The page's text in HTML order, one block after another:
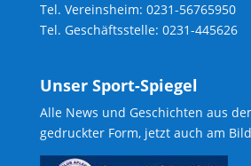
Tel. Vereinsheim: 0231-56765950
Tel. Geschäftsstelle: 0231-445626
Unser Sport-Spiegel
Alle News und Geschichten aus
gedruckter Form, jetzt auch am